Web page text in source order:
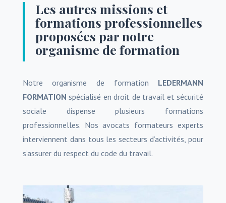
Les autres missions et
formations professionnelles
proposées par notre
organisme de formation
Notre organisme de formation LEDERMANN
FORMATION spécialisé en droit de travail et sécurité
sociale dispense plusieurs formations
professionnelles. Nos avocats formateurs experts
interviennent dans tous les secteurs d’activités, pour
s’assurer du respect du code du travail.